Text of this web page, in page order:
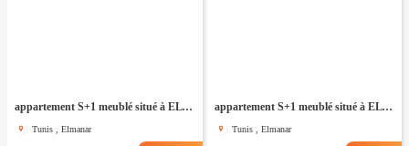
appartement S+1 meublé situé à EL Manar 1
Tunis , Elmanar
appartement S+1 meublé situé à EL Manar 1
Tunis , Elmanar